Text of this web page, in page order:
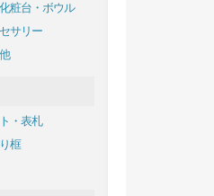
粧台・ボウル
サリー
・表札
框